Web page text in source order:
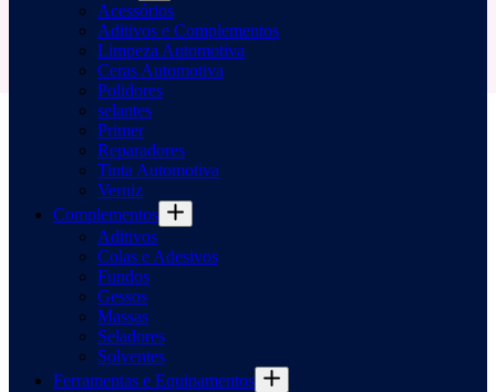
Acessórios
Aditivos e Complementos
Limpeza Automotiva
Ceras Automotiva
Polidores
selantes
Primer
Reparadores
Tinta Automotiva
Verniz
Complementos
Aditivos
Colas e Adesivos
Fundos
Gessos
Massas
Seladores
Solventes
Ferramentas e Equipamentos